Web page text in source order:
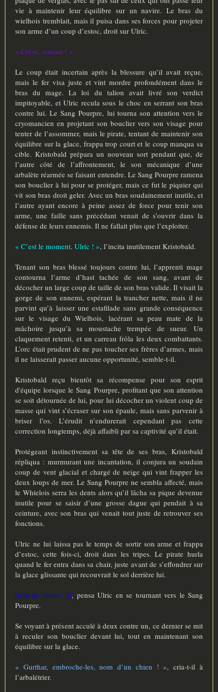
vie à maintenir leur équilibre sur un navire. Le bras du
wielhois tremblait, mais il puisa dans ses forces pour projeter
son arme d’un coup d’estoc, droit sur Ulric.
« Crève, sorcier ! »
Le coup était incertain après la blessure qu’il avait reçue,
mais le fer visa juste et vint mordre profondément dans le
bras du mage. La loi du talion avait livré son verdict
impitoyable, et Ulric recula sous le choc en serrant son bras
contre lui. Le Sang Pourpre, lui tourna son attention vers le
cryomancien en projetant son bouclier vers son visage pour
tenter de l’assommer, mais le pirate, tentant de maintenir son
équilibre sur la glace, frappa trop court et le coup manqua sa
cible. Kristobald prépara un nouveau sort pendant que, de
l’autre côté de l’affrontement, le son mécanique d’une
arbalète réarmée se faisant entendre. Le Sang Pourpre ramena
son bouclier à lui pour se protéger, mais ce fut le piquier qui
vit son bras droit geler. Avec un bras soudainement inutile, et
l’autre ayant encore à peine assez de force pour tenir son
arme, une faille sans précédant venait de s’ouvrir dans la
défense de leurs ennemis. Il ne fallait plus que l’exploiter.
« C’est le moment, Ulric ! », l’incita inutilement Kristobald.
Tenant son bras blessé toujours contre lui, l’apprenti mage
contourna l’arme d’hast tachée de son sang, avant de
décocher un large coup de taille de son bras valide. Il visait la
gorge de son ennemi, espérant la trancher nette, mais il ne
parvint qu’à laisser une estafilade sans grande conséquence
sur le visage du Wielhois, lacérant sa peau mate de la
mâchoire jusqu’à sa moustache trempée de sueur. Un
claquement retenti, et un carreau frôla les deux combattants.
L’orc était prudent de ne pas toucher ses frères d’armes, mais
il ne laisserait passer aucune opportunité, semble-t-il.
Kristobald reçu bientôt sa récompense pour son esprit
d'équipe lorsque le Sang Pourpre, profitant que son attention
se soit détournée de lui, pour lui décocher un violent coup de
masse qui vint s’écraser sur son épaule, mais sans parvenir à
briser l’os. L’érudit n’endurerait cependant pas cette
correction longtemps, déjà affaibli par sa captivité qu’il était.
Protégeant instinctivement sa tête de ses bras, Kristobald
répliqua : murmurant une incantation, il conjura un soudain
coup de vent glacial et chargé de neige qui vint frapper les
deux loups de mer. Le Sang Pourpre ne sembla affecté, mais
le Whielois serra les dents alors qu’il lâcha sa pique devenue
inutile pour se saisir d’une grosse dague qui pendait à sa
ceinture, avec son bras qui venait tout juste de retrouver ses
fonctions.
Ulric ne lui laissa pas le temps de sortir son arme et frappa
d’estoc, cette fois-ci, droit dans les tripes. Le pirate hurla
quand le fer entra dans sa chair, juste avant de s’effondrer sur
la glace glissante qui recouvrait le sol derrière lui.
((Un de moins !)), pensa Ulric en se tournant vers le Sang
Pourpre.
Se voyant à présent acculé à deux contre un, ce dernier se mit
à reculer son bouclier devant lui, tout en maintenant son
équilibre sur la glace.
« Gurthar, embroche-les, nom d’un chien ! », cria-t-il à
l’arbalétrier.